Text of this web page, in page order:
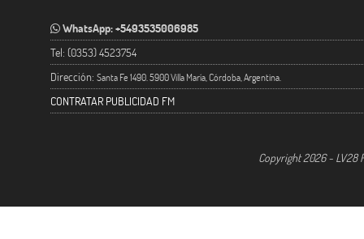
WhatsApp: +5493535006985
Tel: (0353) 4523754
Dirección: Santa Fe 1490. 5900 Villa María, Córdoba, Argentina.
CONTRATAR PUBLICIDAD FM
Copyright 2026 - LV28